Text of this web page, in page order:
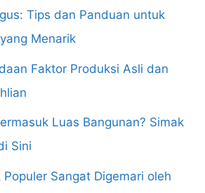
Tips dan Panduan untuk
Menarik
Faktor Produksi Asli dan
Luas Bangunan? Simak
Sini
Sangat Digemari oleh